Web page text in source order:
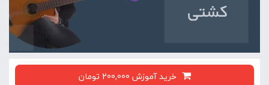
خرید آموزش 200,000 تومان